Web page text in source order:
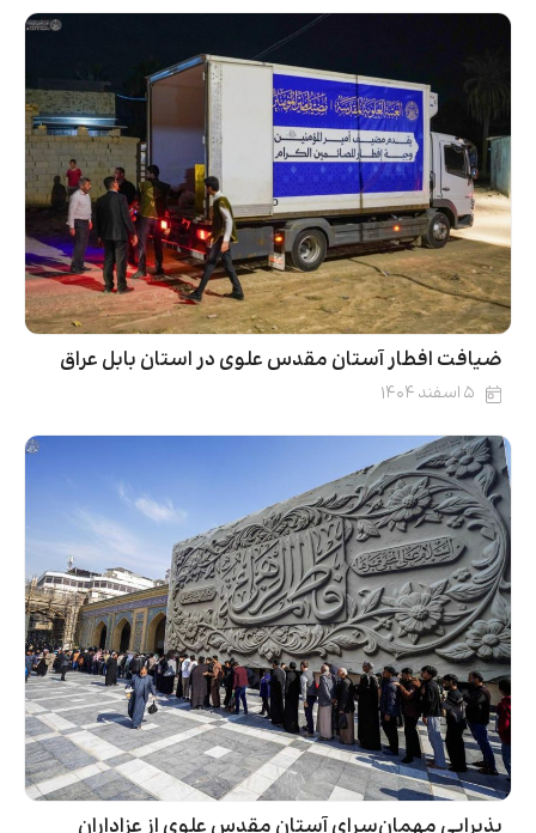
ضیافت افطار آستان مقدس علوی در استان بابل عراق
۵ اسفند ۱۴۰۴
پذیرایی مهمان‌سرای آستان مقدس علوی از عزاداران